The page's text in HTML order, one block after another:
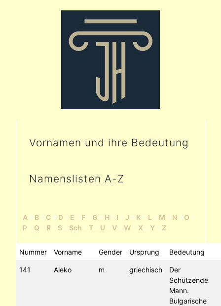
Vornamen und ihre Bedeutung
Namenslisten A-Z
A:: B:: C :: D :: E :: F:: G :: H:: I :: J :: K :: L :: M :: N :: O ::
P:: Q :: R:: S:: Sch :: T:: U :: V:: W :: X :: Y:: Z
Nummer Vorname Gender Ursprung Bedeutung
141 Aleko m griechisch
Der
Schützende
Mann.
Bulgarische